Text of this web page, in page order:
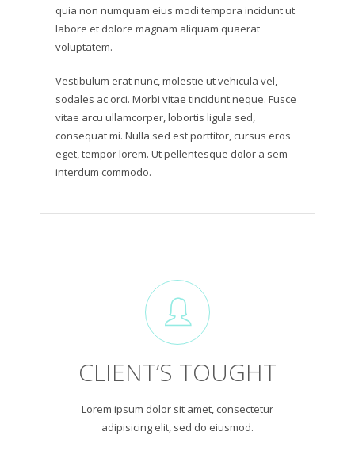
quia non numquam eius modi tempora incidunt ut
labore et dolore magnam aliquam quaerat
voluptatem.
Vestibulum erat nunc, molestie ut vehicula vel,
sodales ac orci. Morbi vitae tincidunt neque. Fusce
vitae arcu ullamcorper, lobortis ligula sed,
consequat mi. Nulla sed est porttitor, cursus eros
eget, tempor lorem. Ut pellentesque dolor a sem
interdum commodo.
CLIENT’S TOUGHT
Lorem ipsum dolor sit amet, consectetur
adipisicing elit, sed do eiusmod.